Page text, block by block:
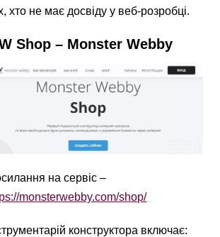
хто не має досвіду у веб-розробці​.
Shop – Monster Webby
на сервіс –
monsterwebby.com/shop/
конструктора включає: